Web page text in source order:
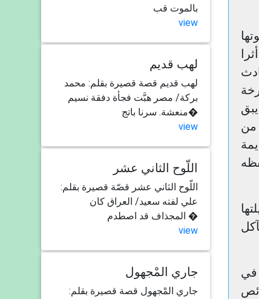
بالموت قب
view
لهب قديم
لهب قديم قصة قصيرة بقلم: محمد
بركة/ مصر هبَّت فجأة دفقة نسيم
منعشة. سرنا باتج�
view
اللّوح الثاني عشر
اللّوح الثاني عشر قصّة قصيرة بقلم:
علي لفته سعيد/ العراق كان
المجذاف قد اصطدم �
view
جاري المْجهول
جاري المْجهول قصة قصيرة بقلم:
من
في